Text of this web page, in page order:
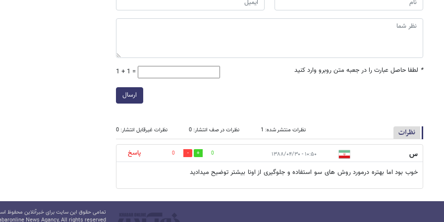
* لطفا حاصل عبارت را در جعبه متن روبرو وارد کنید 1 + 1 =
ارسال
نظرات نظرات منتشر شده: 1 نظرات در صف انتشار: 0 نظرات غیرقابل انتشار: 0
س ۱۰:۵۰ - ۱۳۸۸/۰۴/۳۰ 0
0
پاسخ
خوب بود اما بهتره درمورد روش های سو استفاده و جلوگیری از اونا بیشتر توضیح میدادید
تمامی حقوق این سایت برای خبرآنلاین محفوظ